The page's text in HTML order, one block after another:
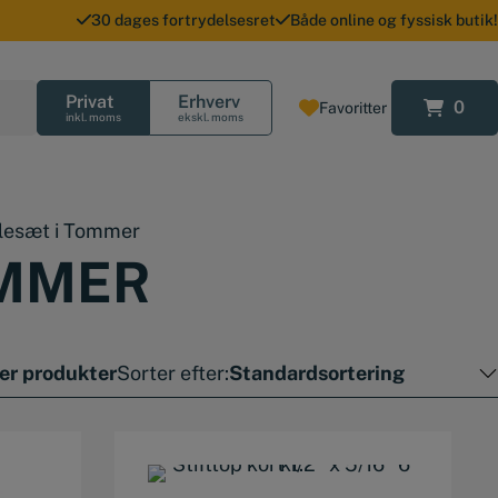
30 dages fortrydelsesret Både online og fyssisk butik!
Privat
inkl. moms
Erhverv
ekskl. moms Favoritter 0
0
i Tommer
produkterSorter efter: